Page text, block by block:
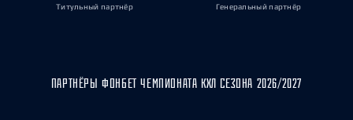
Титульный партнёр Генеральный партнёр
ПАРТНЁРЫ ФОНБЕТ ЧЕМПИОНАТА КХЛ СЕЗОНА 2026/2027